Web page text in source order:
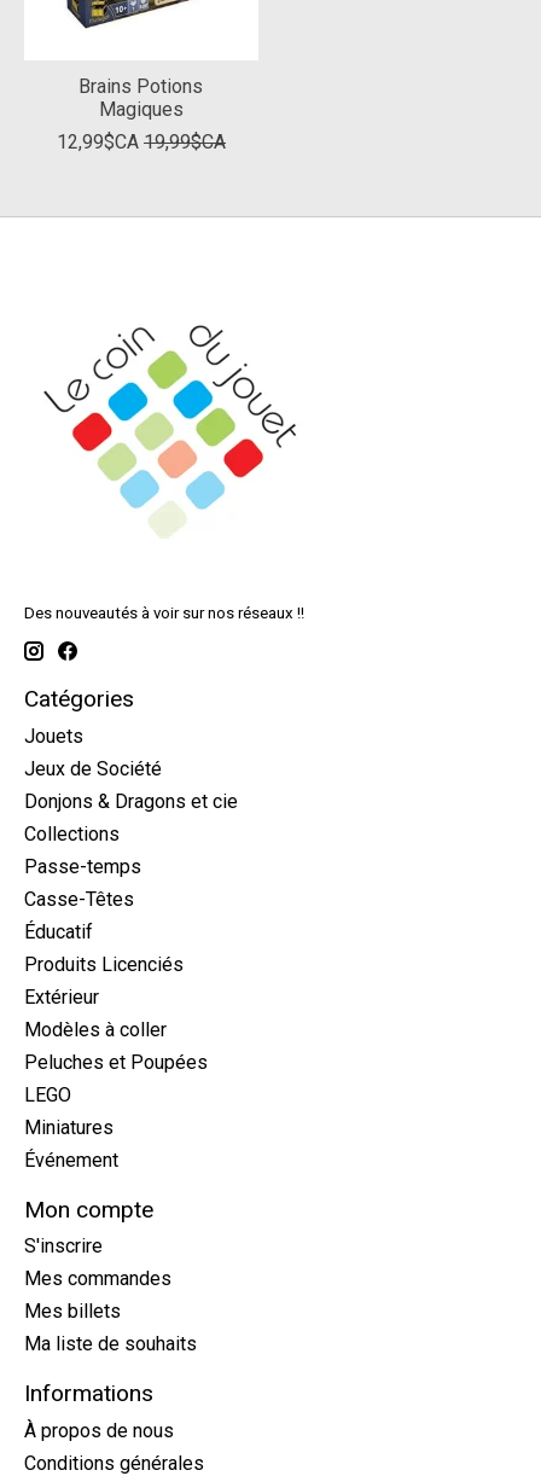
Brains Potions
Magiques
12,99$CA 19,99$CA
Des nouveautés à voir sur nos réseaux !!
Catégories
Jouets
Jeux de Société
Donjons & Dragons et cie
Collections
Passe-temps
Casse-Têtes
Éducatif
Produits Licenciés
Extérieur
Modèles à coller
Peluches et Poupées
LEGO
Miniatures
Événement
Mon compte
S'inscrire
Mes commandes
Mes billets
Ma liste de souhaits
Informations
À propos de nous
Conditions générales